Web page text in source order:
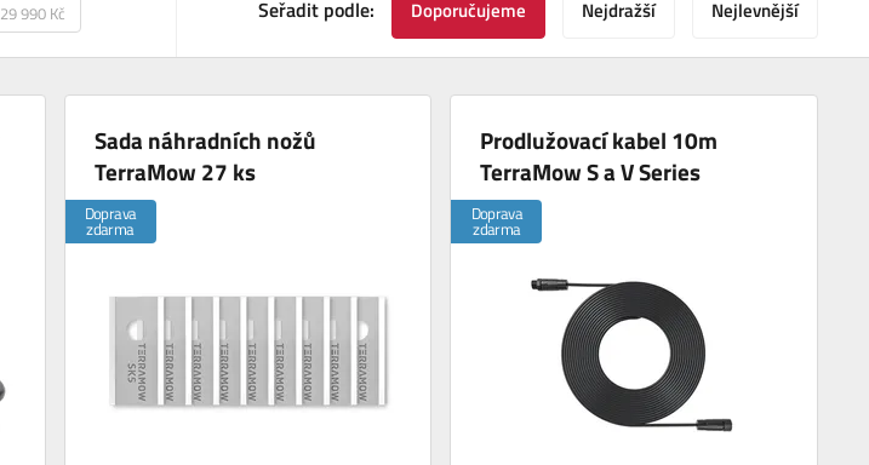
Seřadit podle: Doporučujeme Nejdražší Nejlevnější
Sada náhradních nožů
TerraMow 27 ks
Doprava
zdarma
Prodlužovací kabel 10m
TerraMow S a V Series
Doprava
zdarma